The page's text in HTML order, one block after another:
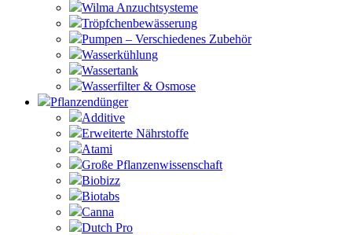
Wilma Anzuchtsysteme
Tröpfchenbewässerung
Pumpen – Verschiedenes Zubehör
Wasserkühlung
Wassertank
Wasserfilter & Osmose
Pflanzendünger
Additive
Erweiterte Nährstoffe
Atami
Große Pflanzenwissenschaft
Biobizz
Biotabs
Canna
Dutch Pro